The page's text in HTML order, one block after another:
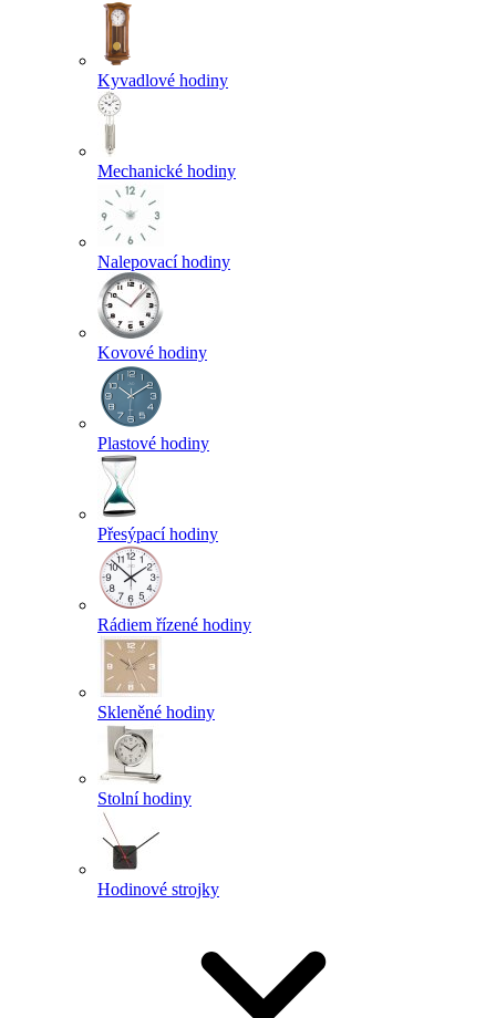
Kyvadlové hodiny
Mechanické hodiny
Nalepovací hodiny
Kovové hodiny
Plastové hodiny
Přesýpací hodiny
Rádiem řízené hodiny
Skleněné hodiny
Stolní hodiny
Hodinové strojky